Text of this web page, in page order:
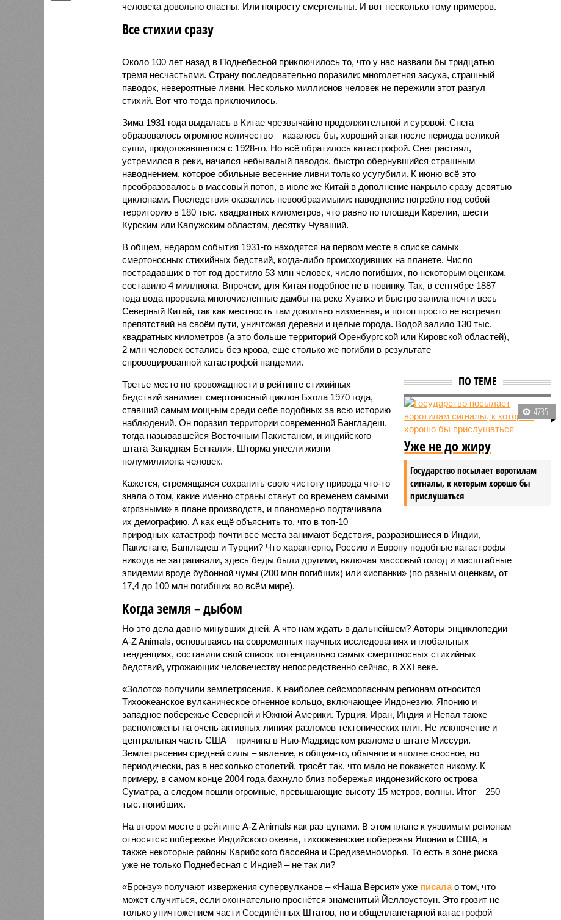
человека довольно опасны. Или попросту смертельны. И вот несколько тому примеров.
Все стихии сразу
Около 100 лет назад в Поднебесной приключилось то, что у нас назвали бы тридцатью
тремя несчастьями. Страну последовательно поразили: многолетняя засуха, страшный
паводок, невероятные ливни. Несколько миллионов человек не пережили этот разгул
стихий. Вот что тогда приключилось.
Зима 1931 года выдалась в Китае чрезвычайно продолжительной и суровой. Снега
образовалось огромное количество – казалось бы, хороший знак после периода великой
суши, продолжавшегося с 1928-го. Но всё обратилось катастрофой. Снег растаял,
устремился в реки, начался небывалый паводок, быстро обернувшийся страшным
наводнением, которое обильные весенние ливни только усугубили. К июню всё это
преобразовалось в массовый потоп, в июле же Китай в дополнение накрыло сразу девятью
циклонами. Последствия оказались невообразимыми: наводнение погребло под собой
территорию в 180 тыс. квадратных километров, что равно по площади Карелии, шести
Курским или Калужским областям, десятку Чуваший.
В общем, недаром события 1931-го находятся на первом месте в списке самых
смертоносных стихийных бедствий, когда-либо происходивших на планете. Число
пострадавших в тот год достигло 53 млн человек, число погибших, по некоторым оценкам,
составило 4 миллиона. Впрочем, для Китая подобное не в новинку. Так, в сентябре 1887
года вода прорвала многочисленные дамбы на реке Хуанхэ и быстро залила почти весь
Северный Китай, так как местность там довольно низменная, и потоп просто не встречал
препятствий на своём пути, уничтожая деревни и целые города. Водой залило 130 тыс.
квадратных километров (а это больше территорий Оренбургской или Кировской областей),
2 млн человек остались без крова, ещё столько же погибли в результате
спровоцированной катастрофой пандемии.
ПО ТЕМЕ
4735
Уже не до жиру
Государство посылает воротилам
сигналы, к которым хорошо бы
прислушаться
Третье место по кровожадности в рейтинге стихийных
бедствий занимает смертоносный циклон Бхола 1970 года,
ставший самым мощным среди себе подобных за всю историю
наблюдений. Он поразил территории современной Бангладеш,
тогда называвшейся Восточным Пакистаном, и индийского
штата Западная Бенгалия. Шторма унесли жизни
полумиллиона человек.
Кажется, стремящаяся сохранить свою чистоту природа что-то
знала о том, какие именно страны станут со временем самыми
«грязными» в плане производств, и планомерно подтачивала
их демографию. А как ещё объяснить то, что в топ-10
природных катастроф почти все места занимают бедствия, разразившиеся в Индии,
Пакистане, Бангладеш и Турции? Что характерно, Россию и Европу подобные катастрофы
никогда не затрагивали, здесь беды были другими, включая массовый голод и масштабные
эпидемии вроде бубонной чумы (200 млн погибших) или «испанки» (по разным оценкам, от
17,4 до 100 млн погибших во всём мире).
Когда земля – дыбом
Но это дела давно минувших дней. А что нам ждать в дальнейшем? Авторы энциклопедии
A-Z Animals, основываясь на современных научных исследованиях и глобальных
тенденциях, составили свой список потенциально самых смертоносных стихийных
бедствий, угрожающих человечеству непосредственно сейчас, в XXI веке.
«Золото» получили землетрясения. К наиболее сейсмоопасным регионам относится
Тихоокеанское вулканическое огненное кольцо, включающее Индонезию, Японию и
западное побережье Северной и Южной Америки. Турция, Иран, Индия и Непал также
расположены на очень активных линиях разломов тектонических плит. Не исключение и
центральная часть США – причина в Нью-Мадридском разломе в штате Миссури.
Землетрясения средней силы – явление, в общем-то, обычное и вполне сносное, но
периодически, раз в несколько столетий, трясёт так, что мало не покажется никому. К
примеру, в самом конце 2004 года бахнуло близ побережья индонезийского острова
Суматра, а следом пошли огромные, превышающие высоту 15 метров, волны. Итог – 250
тыс. погибших.
На втором месте в рейтинге A-Z Animals как раз цунами. В этом плане к уязвимым регионам
относятся: побережье Индийского океана, тихо­океанские побережья Японии и США, а
также некоторые районы Карибского бассейна и Средиземноморья. То есть в зоне риска
уже не только Поднебесная с Индией – не так ли?
«Бронзу» получают извержения супервулканов – «Наша Версия» уже писалао том, что
может случиться, если окончательно проснётся знаменитый Йеллоустоун. Это грозит не
только уничтожением части Соединённых Штатов, но и общепланетарной катастрофой